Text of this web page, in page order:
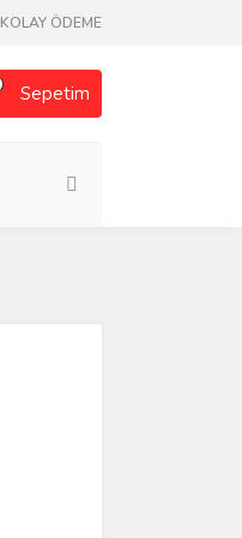
KOLAY ÖDEME
Sepetim